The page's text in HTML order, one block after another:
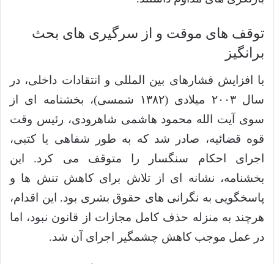
توقف های موقت و از سرگیری های بحث
برانگیز
با افزایش فشارهای بین المللی و انتقادات داخلی، در
سال ۲۰۰۳ میلادی (۱۳۸۲ شمسی)، بخشنامه ای از
سوی آیت الله محمود هاشمی شاهرودی، رئیس وقت
قوه قضائیه، صادر شد که به طور شفاهی یا کتبی،
اجرای احکام سنگسار را متوقف می کرد. این
بخشنامه، نشانه ای از تلاش برای کاهش تنش ها و
پاسخگویی به نگرانی های حقوق بشری بود. این اقدام،
هرچند به منزله حذف کامل مجازات از قانون نبود، اما
در عمل موجب کاهش چشمگیر اجرای آن شد.